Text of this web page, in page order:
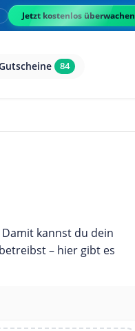
Jetzt kostenlos überwachen
84
kannst du dein
– hier gibt es